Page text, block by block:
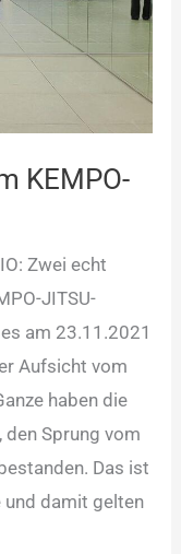
KEMPO-
Zwei echt
JITSU-
am 23.11.2021
Aufsicht vom
haben die
den Sprung vom
Das ist
und damit gelten